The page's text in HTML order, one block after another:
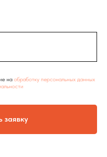
на обработку персональных данных
заявку